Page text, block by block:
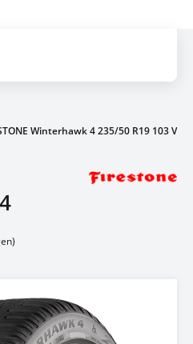
erst vor Ort
Winterhawk 4 235/50 R19 103 V